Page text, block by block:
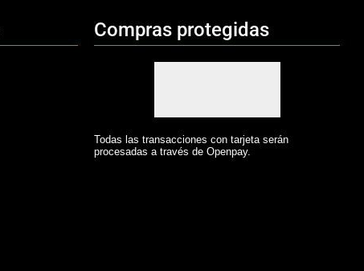
Compras protegidas
Todas las transacciones con tarjeta serán
procesadas a través de Openpay.